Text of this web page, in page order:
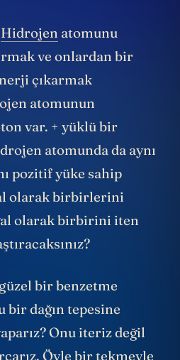
Hidrojen atomunu
ve onlardan bir
çıkarmak
atomunun
var. + yüklü bir
atomunda da aynı
pozitif yüke sahip
olarak birbirlerini
olarak birbirini iten
bir benzetme
bir dağın tepesine
Onu iteriz değil
Öyle bir tekmeyle